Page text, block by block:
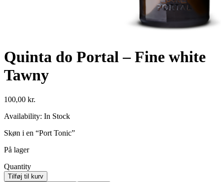
Quinta do Portal – Fine white
Tawny
100,00 kr.
Availability: In Stock
Skøn i en “Port Tonic”
På lager
Quantity
Tilføj til kurv